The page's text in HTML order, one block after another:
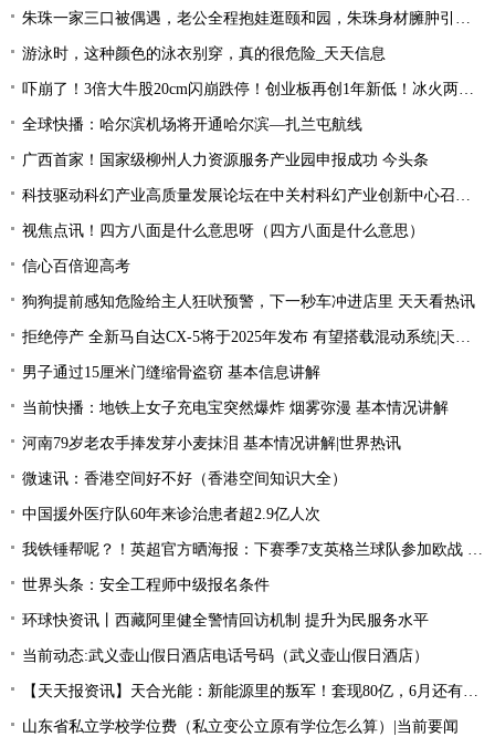
朱珠一家三口被偶遇，老公全程抱娃逛颐和园，朱珠身材臃肿引争议_天天热推荐
游泳时，这种颜色的泳衣别穿，真的很危险_天天信息
吓崩了！3倍大牛股20cm闪崩跌停！创业板再创1年新低！冰火两重天行情，该如何把握？ 今日快讯
全球快播：哈尔滨机场将开通哈尔滨—扎兰屯航线
广西首家！国家级柳州人力资源服务产业园申报成功 今头条
科技驱动科幻产业高质量发展论坛在中关村科幻产业创新中心召开 天天通讯
视焦点讯！四方八面是什么意思呀（四方八面是什么意思）
信心百倍迎高考
狗狗提前感知危险给主人狂吠预警，下一秒车冲进店里 天天看热讯
拒绝停产 全新马自达CX-5将于2025年发布 有望搭载混动系统|天天聚看点
男子通过15厘米门缝缩骨盗窃 基本信息讲解
当前快播：地铁上女子充电宝突然爆炸 烟雾弥漫 基本情况讲解
河南79岁老农手捧发芽小麦抹泪 基本情况讲解|世界热讯
微速讯：香港空间好不好（香港空间知识大全）
中国援外医疗队60年来诊治患者超2.9亿人次
我铁锤帮呢？！英超官方晒海报：下赛季7支英格兰球队参加欧战 全球新动态
世界头条：安全工程师中级报名条件
环球快资讯丨西藏阿里健全警情回访机制 提升为民服务水平
当前动态:武义壶山假日酒店电话号码（武义壶山假日酒店）
【天天报资讯】天合光能：新能源里的叛军！套现80亿，6月还有一个大雷
山东省私立学校学位费（私立变公立原有学位怎么算）|当前要闻